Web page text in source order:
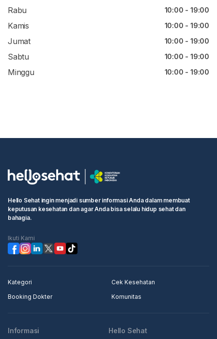
Rabu 10:00 - 19:00
Kamis 10:00 - 19:00
Jumat 10:00 - 19:00
Sabtu 10:00 - 19:00
Minggu 10:00 - 19:00
Hello Sehat ingin menjadi sumber informasi Anda dalam membuat
keputusan kesehatan dan agar Anda bisa selalu hidup sehat dan
bahagia.
Ikuti Kami
Kategori
Cek Kesehatan
Booking Dokter
Komunitas
Informasi Hello Sehat